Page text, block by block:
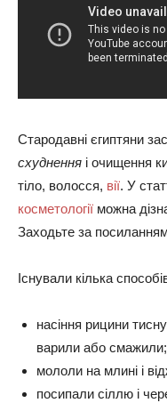
Стародавні єгиптяни
схуднення і очищення
тіло, волосся, вії. У
косметології можна
Заходьте за
Існували кілька
насіння рицини
варили або смажили;
мололи на млині і
посипали сіллю і